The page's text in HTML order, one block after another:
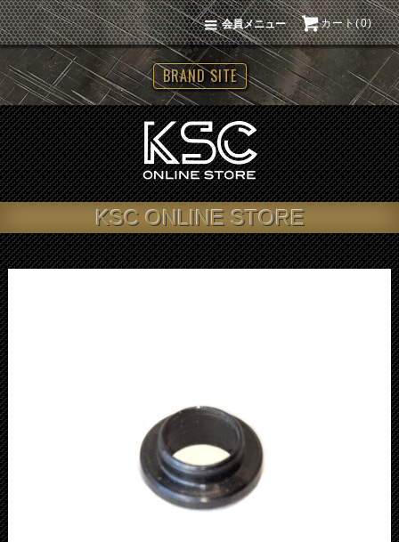
カート(0)
会員メニュー
BRAND SITE
KSC ONLINE STORE